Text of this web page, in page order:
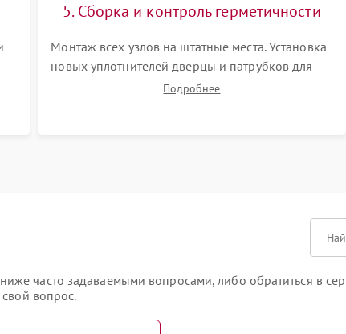
5. Сборка и контроль герметичности
Монтаж всех узлов на штатные места. Установка
новых уплотнителей дверцы и патрубков для
исключения протечек. Надежная фиксация
Подробнее
часто задаваемыми вопросами, либо обратиться в
вопрос.